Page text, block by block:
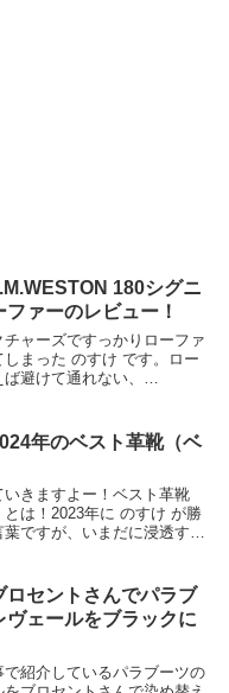
180シグニ
ァーのレビュー！
チャーズですっかりローファ
しまった のすけ です。ロー
避けて通れない、
思い知らされる一足です。
年のベスト革靴（ベ
きますよー！ベスト革靴
とは！2023年に のすけ が勝
ですが、いまだに浸透する
だった、そんな革靴のことで
ロセントさんでパラブ
ヴェールをブラックに
で紹介しているパラブーツの